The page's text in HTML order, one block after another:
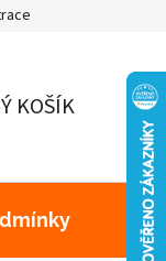
KOŠÍK